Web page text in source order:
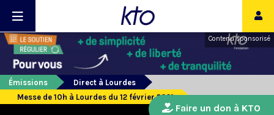
Contenu sponsorisé
Émissions
Direct à Lourdes
Messe de 10h à Lourdes du 12 février 2021
Faire un don à KTO